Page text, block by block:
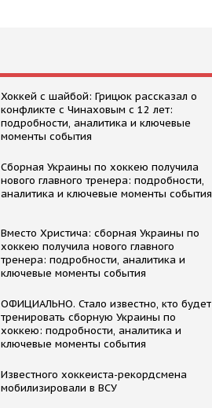
Хоккей с шайбой: Грицюк рассказал о
конфликте с Чинаховым с 12 лет:
подробности, аналитика и ключевые
моменты события
Сборная Украины по хоккею получила
нового главного тренера: подробности,
аналитика и ключевые моменты события
Вместо Христича: сборная Украины по
хоккею получила нового главного
тренера: подробности, аналитика и
ключевые моменты события
ОФИЦИАЛЬНО. Стало известно, кто будет
тренировать сборную Украины по
хоккею: подробности, аналитика и
ключевые моменты события
Известного хоккеиста-рекордсмена
мобилизировали в ВСУ